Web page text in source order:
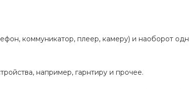
коммуникатор, плеер, камеру) и наоборот
например, гарнтиру и прочее.